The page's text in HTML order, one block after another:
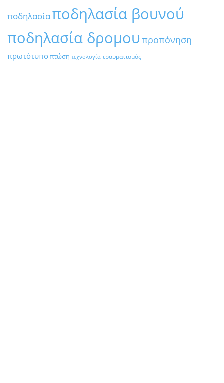
ποδηλασίαποδηλασία βουνού
ποδηλασία δρομου προπόνηση
πρωτότυποπτώση τεχνολογία τραυματισμός